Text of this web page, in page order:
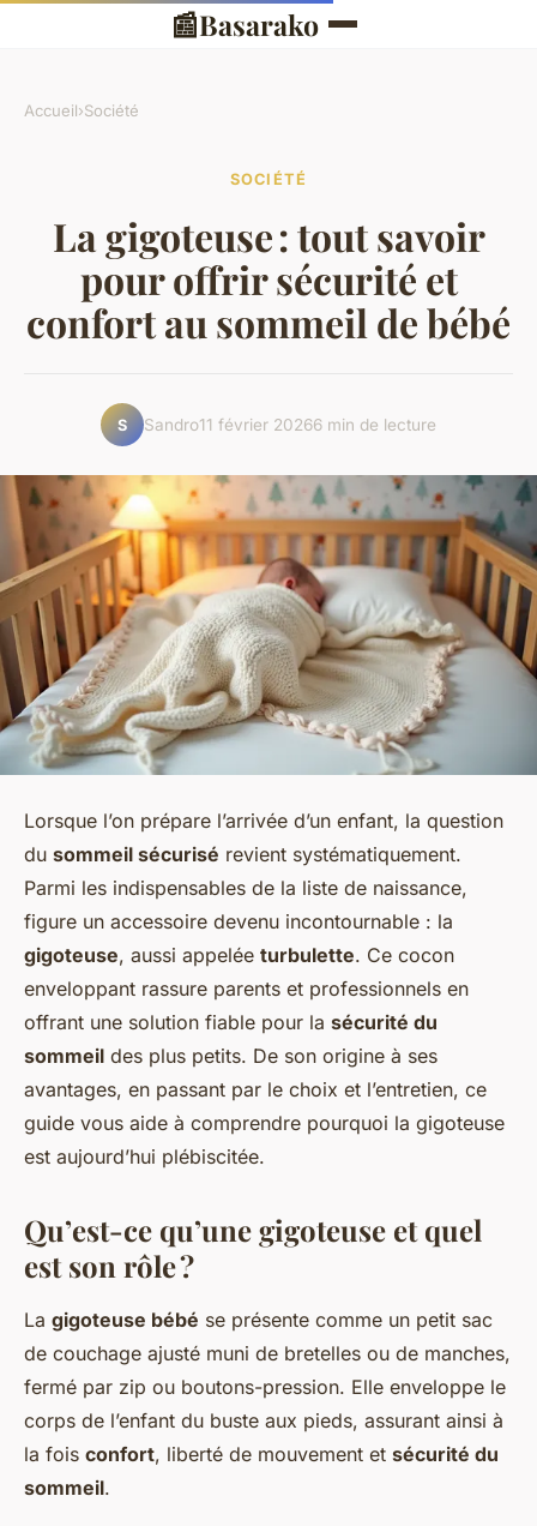
📰Basarako
Accueil›Société
SOCIÉTÉ
La gigoteuse : tout savoir
pour offrir sécurité et
confort au sommeil de bébé
S Sandro11 février 20266 min de lecture
Lorsque l’on prépare l’arrivée d’un enfant, la question
du sommeil sécurisé revient systématiquement.
Parmi les indispensables de la liste de naissance,
figure un accessoire devenu incontournable : la
gigoteuse, aussi appelée turbulette. Ce cocon
enveloppant rassure parents et professionnels en
offrant une solution fiable pour la sécurité du
sommeil des plus petits. De son origine à ses
avantages, en passant par le choix et l’entretien, ce
guide vous aide à comprendre pourquoi la gigoteuse
est aujourd’hui plébiscitée.
Qu’est-ce qu’une gigoteuse et quel
est son rôle ?
La gigoteuse bébé se présente comme un petit sac
de couchage ajusté muni de bretelles ou de manches,
fermé par zip ou boutons-pression. Elle enveloppe le
corps de l’enfant du buste aux pieds, assurant ainsi à
la fois confort, liberté de mouvement et sécurité du
sommeil.